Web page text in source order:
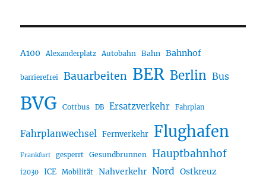
A100 Alexanderplatz Autobahn Bahn Bahnhof
barrierefrei Bauarbeiten BER Berlin Bus
BVG Cottbus DB Ersatzverkehr Fahrplan
Fahrplanwechsel Fernverkehr Flughafen
Frankfurt gesperrt Gesundbrunnen Hauptbahnhof
i2030 ICE Mobilität Nahverkehr Nord Ostkreuz